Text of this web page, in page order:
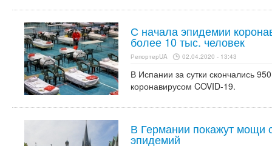
С начала эпидемии
более 10 тыс. человек
РепортерUA 02.04.2020 - 13:43
В Испании за сутки скончались
коронавирусом COVID-19.
В Германии покажут мощи
эпидемий